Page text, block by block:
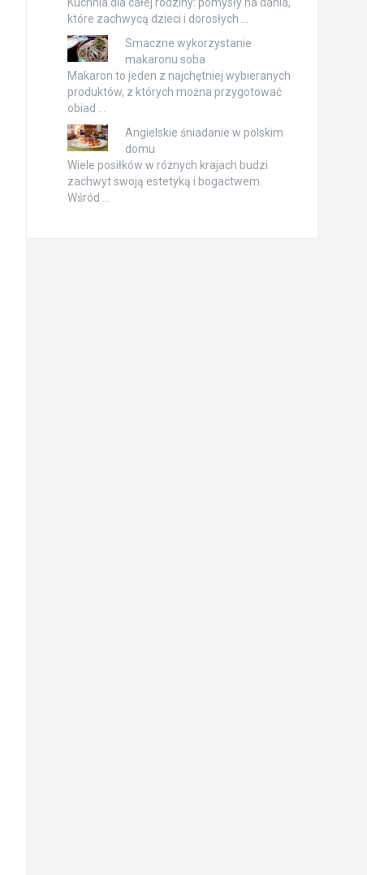
które zachwycą dzieci i dorosłych …
Smaczne wykorzystanie
makaronu soba
Makaron to jeden z najchętniej wybieranych
produktów, z których można przygotować
obiad …
Angielskie śniadanie w polskim
domu
Wiele posiłków w różnych krajach budzi
zachwyt swoją estetyką i bogactwem.
Wśród …